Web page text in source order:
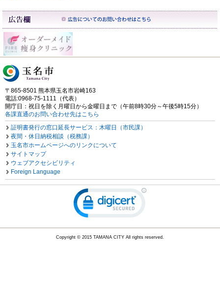
〒865-8501 熊本県玉名市岩崎163
電話:0968-75-1111（代表）
開庁日：祝日を除く月曜日から金曜日まで（午前8時30分～午後5時15分）
各課直通のお問い合わせ先はこちら
証明書発行の窓口延長サービス：木曜日（市民課）
夜間・休日納税相談（税務課）
玉名市ホームページへのリンクについて
サイトマップ
ウェブアクセシビリティ
Foreign Language
Copyright © 2015 TAMANA CITY All rights reserved.